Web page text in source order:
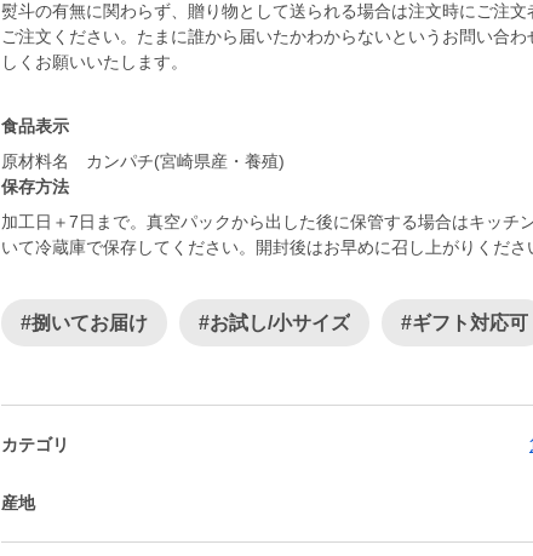
熨斗の有無に関わらず、贈り物として送られる場合は注文時にご注
ご注文ください。たまに誰から届いたかわからないというお問い合
しくお願いいたします。
食品表示
原材料名 カンパチ(宮崎県産・養殖)
保存方法
加工日＋7日まで。真空パックから出した後に保管する場合はキッチ
いて冷蔵庫で保存してください。開封後はお早めに召し上がりくださ
#捌いてお届け #お試し/小サイズ #ギフト対応可
カテゴリ
産地